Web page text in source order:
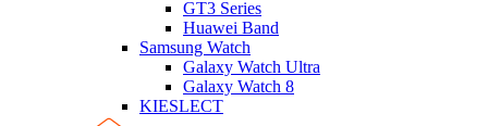
GT3 Series
Huawei Band
Samsung Watch
Galaxy Watch Ultra
Galaxy Watch 8
KIESLECT